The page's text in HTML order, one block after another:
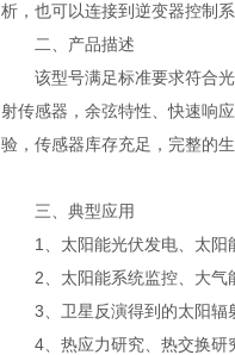
析，也可以连接到逆变器控制
二、产品描述
该型号满足标准要求符合光
射传感器，余弦特性、快速响
验，传感器库存充足，完整的
三、典型应用
1、太阳能光伏发电、太阳
2、太阳能系统监控、大气
3、卫星反演得到的太阳辐
4、热应力研究、热交换研